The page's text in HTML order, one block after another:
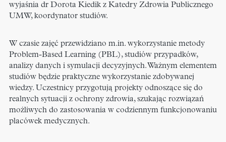
wyjaśnia dr Dorota Kiedik z Katedry Zdrowia Publicznego
UMW, koordynator studiów.
W czasie zajęć przewidziano m.in. wykorzystanie metody
Problem-Based Learning (PBL), studiów przypadków,
analizy danych i symulacji decyzyjnych. Ważnym elementem
studiów będzie praktyczne wykorzystanie zdobywanej
wiedzy. Uczestnicy przygotują projekty odnoszące się do
realnych sytuacji z ochrony zdrowia, szukając rozwiązań
możliwych do zastosowania w codziennym funkcjonowaniu
placówek medycznych.